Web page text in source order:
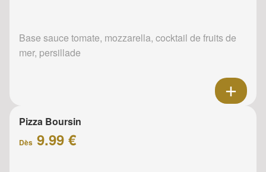
Base sauce tomate, mozzarella, cocktail de fruits de
mer, persillade
Pizza Boursin
Dès 9.99 €